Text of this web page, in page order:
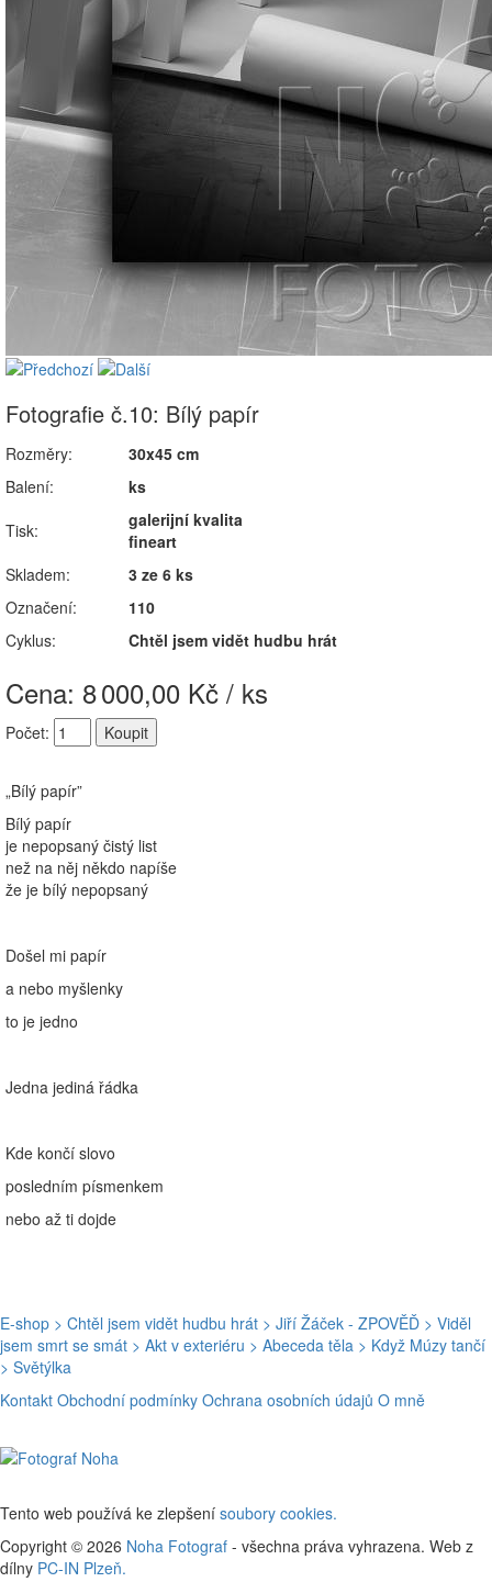
Fotografie č.10: Bílý papír
Rozměry:
30x45 cm
Balení:
ks
Tisk:
galerijní kvalita
fineart
Skladem:
3 ze 6 ks
Označení:
110
Cyklus:
Chtěl jsem vidět hudbu hrát
Cena: 8000,00 Kč / ks
Počet:
„Bílý papír”
Bílý papír
je nepopsaný čistý list
než na něj někdo napíše
že je bílý nepopsaný
Došel mi papír
a nebo myšlenky
to je jedno
Jedna jediná řádka
Kde končí slovo
posledním písmenkem
nebo až ti dojde
E-shop > Chtěl jsem vidět hudbu hrát > Jiří Žáček - ZPOVĚĎ > Viděl
jsem smrt se smát > Akt v exteriéru > Abeceda těla > Když Múzy tančí
> Světýlka
Kontakt Obchodní podmínky Ochrana osobních údajů O mně
Tento web používá ke zlepšení soubory cookies.
Copyright © 2026 Noha Fotograf - všechna práva vyhrazena. Web z
dílny PC-IN Plzeň.